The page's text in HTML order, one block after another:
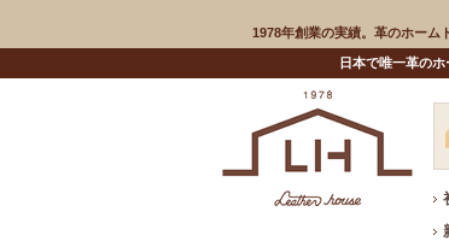
1978年創業の実績。革のホーム
日本で唯一革の